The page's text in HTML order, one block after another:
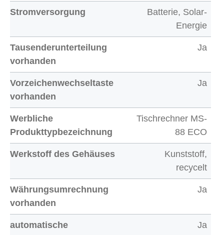
Stromversorgung
Batterie, Solar-
Energie
Tausenderunterteilung
vorhanden
Ja
Vorzeichenwechseltaste
vorhanden
Ja
Werbliche
Produkttypbezeichnung
Tischrechner MS-
88 ECO
Werkstoff des Gehäuses
Kunststoff,
recycelt
Währungsumrechnung
vorhanden
Ja
automatische
Ja